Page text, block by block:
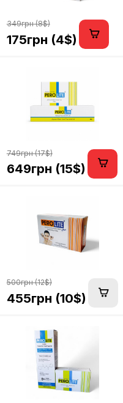
349грн (8$)
175грн (4$)
749грн (17$)
649грн (15$)
500грн (12$)
455грн (10$)